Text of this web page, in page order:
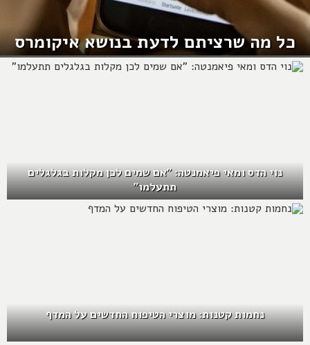
כל מה שרציתם לדעת בנושא איקומרס
נוי הדס ומאי פיאמנטה: "אם שמים לכן מקלות בגלגלים
תתעלמו"
נחמות קטנות: מוצרי הטיפוח החדשים על המדף